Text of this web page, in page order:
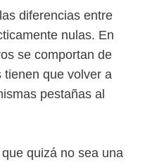
diferencias entre
nulas. En
se comportan de
que volver a
pestañas al
quizá no sea una